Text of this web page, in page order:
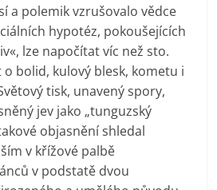
a polemik vzrušovalo vědce
hypotéz, pokoušejících
lze napočítat víc než sto.
bolid, kulový blesk, kometu i
tisk, unavený spory,
jev jako „tunguzský
objasnění shledal
v křížové palbě
v podstatě dvou